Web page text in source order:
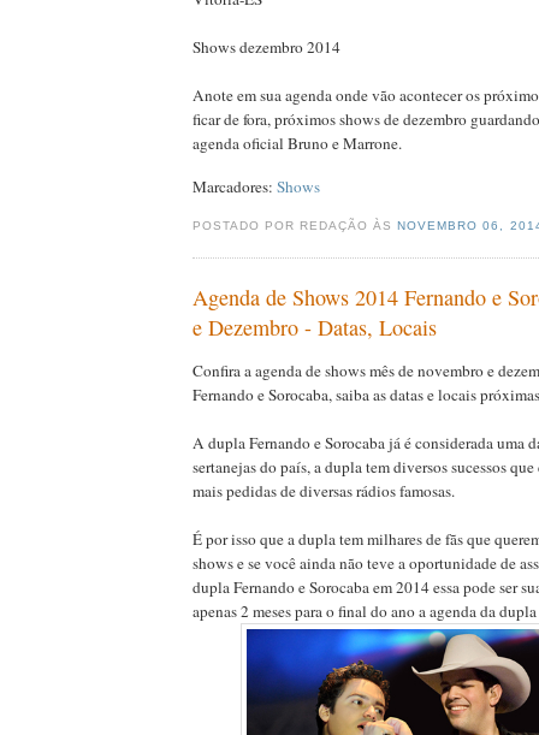
Shows dezembro 2014
Anote em sua agenda onde vão acontecer os
ficar de fora, próximos shows de dezembro
agenda oficial Bruno e Marrone.
Marcadores: Shows
POSTADO POR REDAÇÃO ÀSNOVEMBRO 06,
Agenda de Shows 2014 Fernando e
e Dezembro - Datas, Locais
Confira a agenda de shows mês de novembro e
Fernando e Sorocaba, saiba as datas e locais
A dupla Fernando e Sorocaba já é considerada uma
sertanejas do país, a dupla tem diversos sucessos que
mais pedidas de diversas rádios famosas.
É por isso que a dupla tem milhares de fãs que
shows e se você ainda não teve a oportunidade de
dupla Fernando e Sorocaba em 2014 essa pode ser
apenas 2 meses para o final do ano a agenda da